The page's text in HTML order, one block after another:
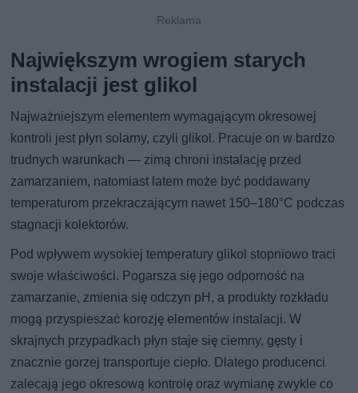
Największym wrogiem starych
instalacji jest glikol
Najważniejszym elementem wymagającym okresowej
kontroli jest płyn solarny, czyli glikol. Pracuje on w bardzo
trudnych warunkach — zimą chroni instalację przed
zamarzaniem, natomiast latem może być poddawany
temperaturom przekraczającym nawet 150–180°C podczas
stagnacji kolektorów.
Pod wpływem wysokiej temperatury glikol stopniowo traci
swoje właściwości. Pogarsza się jego odporność na
zamarzanie, zmienia się odczyn pH, a produkty rozkładu
mogą przyspieszać korozję elementów instalacji. W
skrajnych przypadkach płyn staje się ciemny, gęsty i
znacznie gorzej transportuje ciepło. Dlatego producenci
zalecają jego okresową kontrolę oraz wymianę zwykle co